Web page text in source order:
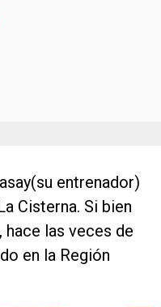
entrenador)
Cisterna. Si bien
las veces de
en la Región